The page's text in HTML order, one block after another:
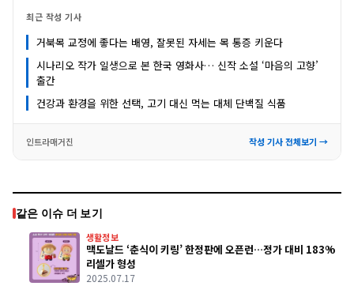
최근 작성 기사
거북목 교정에 좋다는 배영, 잘못된 자세는 목 통증 키운다
시나리오 작가 일생으로 본 한국 영화사… 신작 소설 ‘마음의 고향’
출간
건강과 환경을 위한 선택, 고기 대신 먹는 대체 단백질 식품
인트라매거진 작성 기사 전체보기 →
같은 이슈 더 보기
생활정보
맥도날드 ‘춘식이 키링’ 한정판에 오픈런…정가 대비 183%
리셀가 형성
2025.07.17